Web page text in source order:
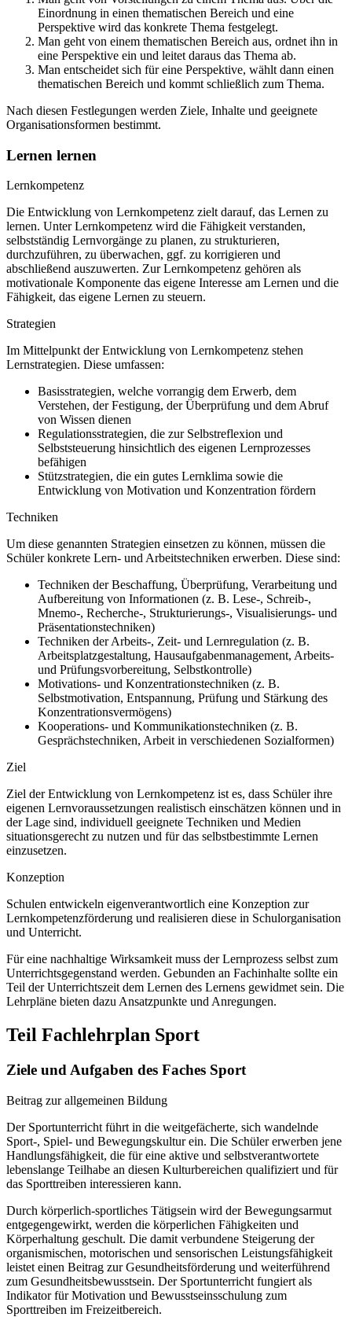
Einordnung in einen thematischen Bereich und eine
Perspektive wird das konkrete Thema festgelegt.
Man geht von einem thematischen Bereich aus, ordnet ihn in
eine Perspektive ein und leitet daraus das Thema ab.
Man entscheidet sich für eine Perspektive, wählt dann einen
thematischen Bereich und kommt schließlich zum Thema.
Nach diesen Festlegungen werden Ziele, Inhalte und geeignete
Organisationsformen bestimmt.
Lernen lernen
Lernkompetenz
Die Entwicklung von Lernkompetenz zielt darauf, das Lernen zu
lernen. Unter Lernkompetenz wird die Fähigkeit verstanden,
selbstständig Lernvorgänge zu planen, zu strukturieren,
durchzuführen, zu überwachen, ggf. zu korrigieren und
abschließend auszuwerten. Zur Lernkompetenz gehören als
motivationale Komponente das eigene Interesse am Lernen und die
Fähigkeit, das eigene Lernen zu steuern.
Strategien
Im Mittelpunkt der Entwicklung von Lernkompetenz stehen
Lernstrategien. Diese umfassen:
Basisstrategien, welche vorrangig dem Erwerb, dem
Verstehen, der Festigung, der Überprüfung und dem Abruf
von Wissen dienen
Regulationsstrategien, die zur Selbstreflexion und
Selbststeuerung hinsichtlich des eigenen Lernprozesses
befähigen
Stützstrategien, die ein gutes Lernklima sowie die
Entwicklung von Motivation und Konzentration fördern
Techniken
Um diese genannten Strategien einsetzen zu können, müssen die
Schüler konkrete Lern- und Arbeitstechniken erwerben. Diese sind:
Techniken der Beschaffung, Überprüfung, Verarbeitung und
Aufbereitung von Informationen (z. B. Lese-, Schreib-,
Mnemo-, Recherche-, Strukturierungs-, Visualisierungs- und
Präsentationstechniken)
Techniken der Arbeits-, Zeit- und Lernregulation (z. B.
Arbeitsplatzgestaltung, Hausaufgabenmanagement, Arbeits-
und Prüfungsvorbereitung, Selbstkontrolle)
Motivations- und Konzentrationstechniken (z. B.
Selbstmotivation, Entspannung, Prüfung und Stärkung des
Konzentrationsvermögens)
Kooperations- und Kommunikationstechniken (z. B.
Gesprächstechniken, Arbeit in verschiedenen Sozialformen)
Ziel
Ziel der Entwicklung von Lernkompetenz ist es, dass Schüler ihre
eigenen Lernvoraussetzungen realistisch einschätzen können und in
der Lage sind, individuell geeignete Techniken und Medien
situationsgerecht zu nutzen und für das selbstbestimmte Lernen
einzusetzen.
Konzeption
Schulen entwickeln eigenverantwortlich eine Konzeption zur
Lernkompetenzförderung und realisieren diese in Schulorganisation
und Unterricht.
Für eine nachhaltige Wirksamkeit muss der Lernprozess selbst zum
Unterrichtsgegenstand werden. Gebunden an Fachinhalte sollte ein
Teil der Unterrichtszeit dem Lernen des Lernens gewidmet sein. Die
Lehrpläne bieten dazu Ansatzpunkte und Anregungen.
Teil Fachlehrplan Sport
Ziele und Aufgaben des Faches Sport
Beitrag zur allgemeinen Bildung
Der Sportunterricht führt in die weitgefächerte, sich wandelnde
Sport-, Spiel- und Bewegungskultur ein. Die Schüler erwerben jene
Handlungsfähigkeit, die für eine aktive und selbstverantwortete
lebenslange Teilhabe an diesen Kulturbereichen qualifiziert und für
das Sporttreiben interessieren kann.
Durch körperlich-sportliches Tätigsein wird der Bewegungsarmut
entgegengewirkt, werden die körperlichen Fähigkeiten und
Körperhaltung geschult. Die damit verbundene Steigerung der
organismischen, motorischen und sensorischen Leistungsfähigkeit
leistet einen Beitrag zur Gesundheitsförderung und weiterführend
zum Gesundheitsbewusstsein. Der Sportunterricht fungiert als
Indikator für Motivation und Bewusstseinsschulung zum
Sporttreiben im Freizeitbereich.